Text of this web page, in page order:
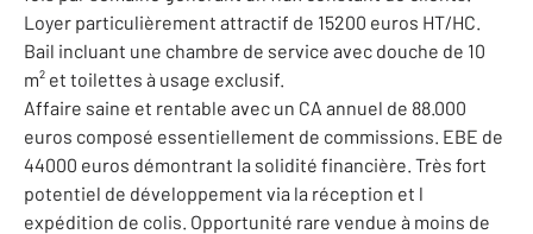
Loyer particulièrement attractif de 15200 euros HT/HC.
Bail incluant une chambre de service avec douche de 10
m² et toilettes à usage exclusif.
Affaire saine et rentable avec un CA annuel de 88.000
euros composé essentiellement de commissions. EBE de
44000 euros démontrant la solidité financière. Très fort
potentiel de développement via la réception et l
expédition de colis. Opportunité rare vendue à moins de